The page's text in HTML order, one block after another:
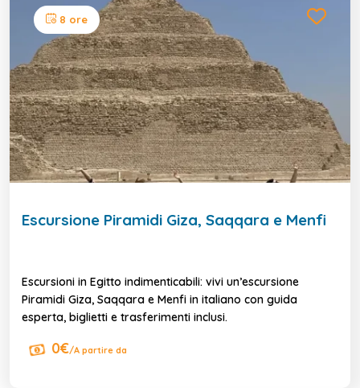
8 ore
Escursione Piramidi Giza, Saqqara e Menfi
Escursioni in Egitto indimenticabili: vivi un’escursione
Piramidi Giza, Saqqara e Menfi in italiano con guida
esperta, biglietti e trasferimenti inclusi.
0€/A partire da